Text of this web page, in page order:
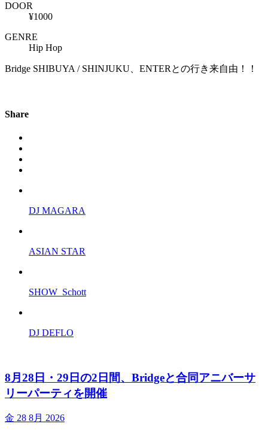
DOOR
¥1000
GENRE
Hip Hop
Bridge SHIBUYA / SHINJUKU、ENTERとの行き来自由！！
Share
DJ MAGARA
ASIAN STAR
SHOW_Schott
DJ DEFLO
8月28日・29日の2日間、Bridgeと合同アニバーサ
リーパーティを開催
金 28 8月 2026